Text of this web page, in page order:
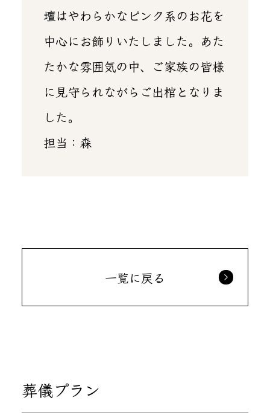
壇はやわらかなピンク系のお花を
中心にお飾りいたしました。あた
たかな雰囲気の中、ご家族の皆様
に見守られながらご出棺となりま
した。
担当：森
一覧に戻る
葬儀プラン